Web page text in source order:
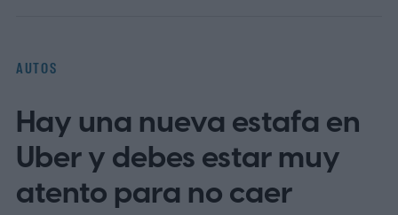
AUTOS
Hay una nueva estafa en
Uber y debes estar muy
atento para no caer